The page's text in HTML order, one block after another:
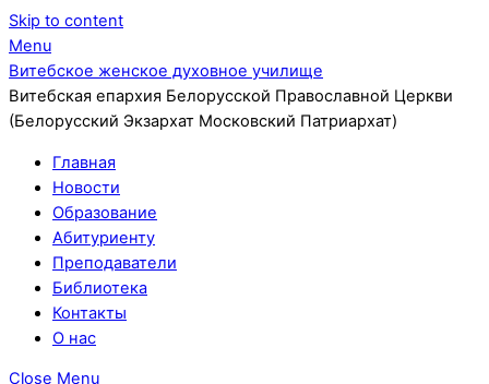
Skip to content
Menu
Витебское женское духовное училище
Витебская епархия Белорусской Православной Церкви
(Белорусский Экзархат Московский Патриархат)
Главная
Новости
Образование
Абитуриенту
Преподаватели
Библиотека
Контакты
О нас
Close Menu